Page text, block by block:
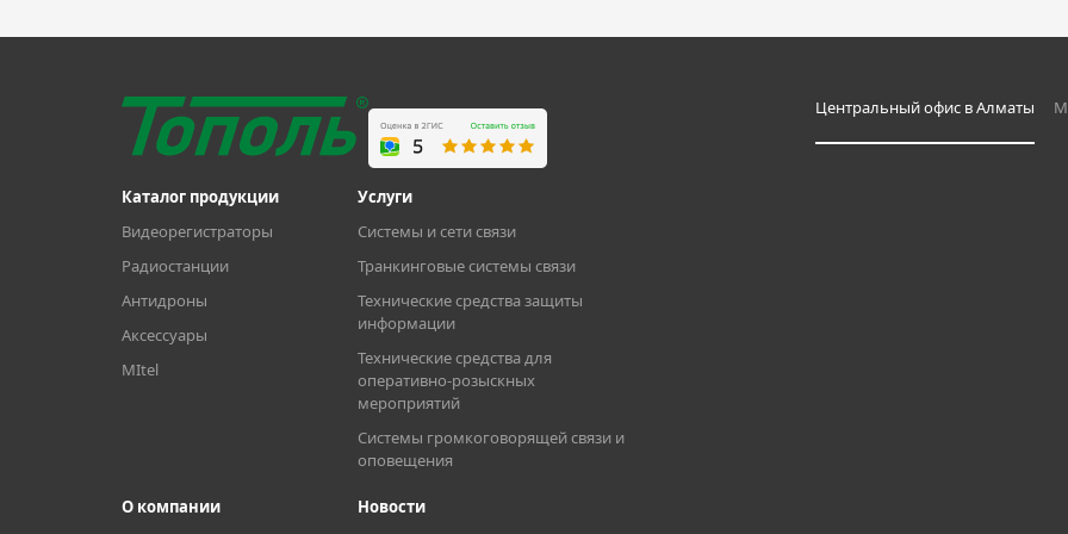
Каталог продукции
Видеорегистраторы
Радиостанции
Антидроны
Аксессуары
MItel
Услуги
Системы и сети связи
Транкинговые системы связи
Технические средства защиты
информации
Технические средства для
оперативно-розыскных
мероприятий
Системы громкоговорящей связи и
оповещения
О компании
Новости
Центральный офис в Алматы